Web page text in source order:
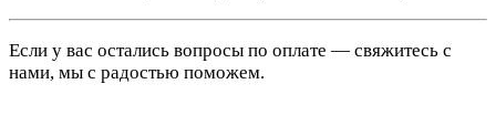
Если у вас остались вопросы по оплате — свяжитесь с
нами, мы с радостью поможем.